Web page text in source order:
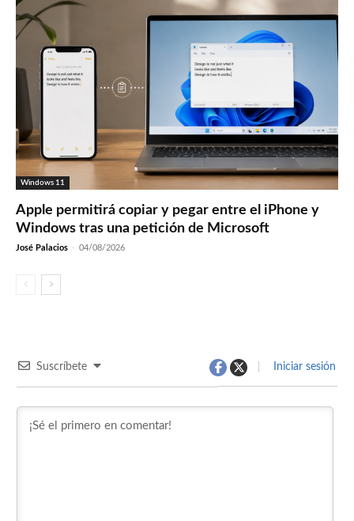
Windows 11
Apple permitirá copiar y pegar entre el iPhone y
Windows tras una petición de Microsoft
José Palacios - 04/08/2026
Suscríbete Iniciar sesión